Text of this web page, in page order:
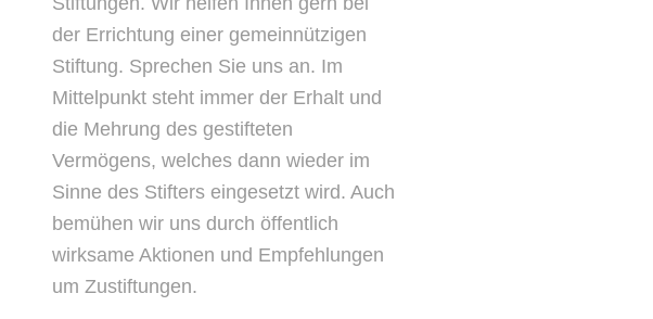
der Errichtung einer gemeinnützigen
Stiftung. Sprechen Sie uns an. Im
Mittelpunkt steht immer der Erhalt und
die Mehrung des gestifteten
Vermögens, welches dann wieder im
Sinne des Stifters eingesetzt wird. Auch
bemühen wir uns durch öffentlich
wirksame Aktionen und Empfehlungen
um Zustiftungen.